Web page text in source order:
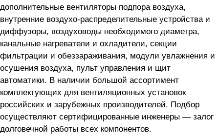
дополнительные вентиляторы подпора воздуха,
внутренние воздухо-распределительные устройства и
диффузоры, воздуховоды необходимого диаметра,
канальные нагреватели и охладители, секции
фильтрации и обеззараживания, модули увлажнения и
осушения воздуха, пульт управления и щит
автоматики. В наличии большой ассортимент
комплектующих для вентиляционных установок
российских и зарубежных производителей. Подбор
осуществляют сертифицированные инженеры — залог
долговечной работы всех компонентов.